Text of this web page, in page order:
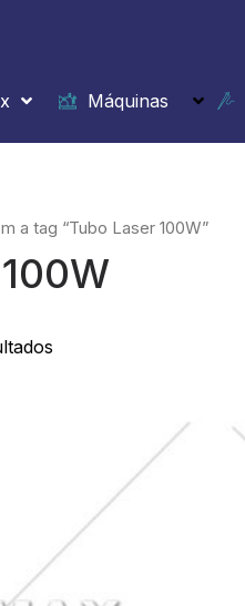
Máquinas
a tag “Tubo Laser 100W”